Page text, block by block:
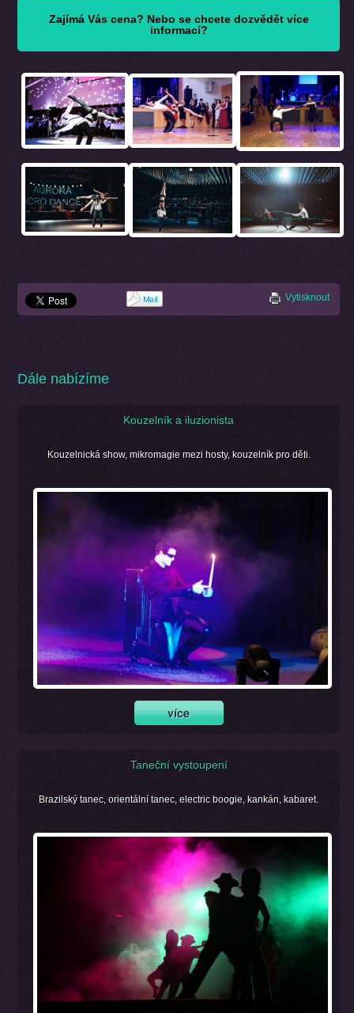
Zajímá Vás cena? Nebo se chcete dozvědět více
informací?
Vytisknout
Dále nabízíme
Kouzelník a iluzionista
Kouzelnická show, mikromagie mezi hosty, kouzelník pro děti.
Taneční vystoupení
Brazilský tanec, orientální tanec, electric boogie, kankán, kabaret.